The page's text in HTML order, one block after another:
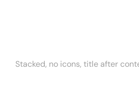
Stacked, no icons, title after